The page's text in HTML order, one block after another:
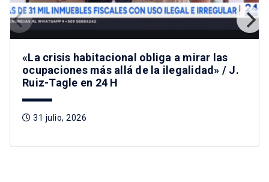
«La crisis habitacional obliga a mirar las
ocupaciones más allá de la ilegalidad» / J.
Ruiz-Tagle en 24 H
31 julio, 2026